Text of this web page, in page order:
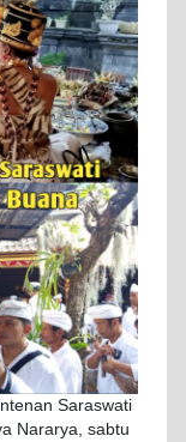
Saraswati
Nararya, sabtu